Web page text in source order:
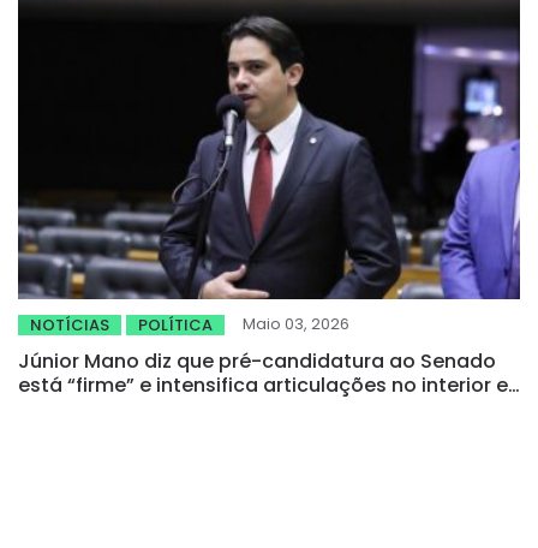
NOTÍCIAS POLÍTICA Maio 03, 2026
Júnior Mano diz que pré-candidatura ao Senado
está “firme” e intensifica articulações no interior e